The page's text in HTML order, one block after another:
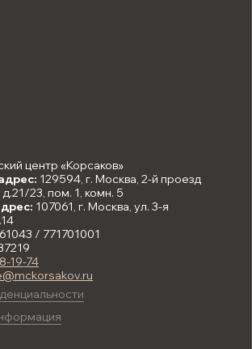
центр «Корсаков»
129594, г. Москва, 2-й проезд
23, пом. 1, комн. 5
107061, г. Москва, ул. 3-я
/ 771701001
19-74